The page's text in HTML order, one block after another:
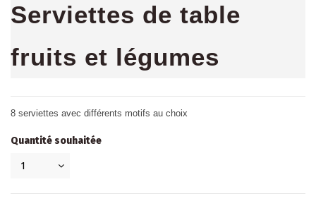
Serviettes de table
fruits et légumes
8 serviettes avec différents motifs au choix
Quantité souhaitée